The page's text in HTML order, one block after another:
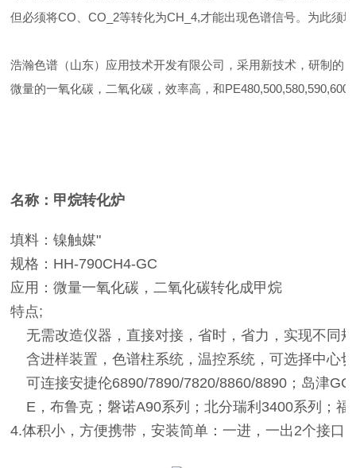
但必须将CO、CO_2等转化为CH_4,才能出现色谱信号。为此须
浩瀚色谱（山东）应用技术开发有限公司，采用新技术，研制的《
微量的一氧化碳，二氧化碳，效率高，和
名称：甲烷转化炉
填料：镍触媒"
规格：HH-790CH4-GC
应用：微量一氧化碳，二氧化碳转化成甲烷
特点;
无需改造仪器，直接对接，省时，省力，实现不同
含进样装置，色谱柱系统，温控系统，可选择中心
可连接安捷伦6890/7890/7820/8860/8890；岛津
E，布鲁克；磐诺A90系列；北分瑞利3400系列；
4.体积小，方便携带，安装简单：一进，一出2个接口